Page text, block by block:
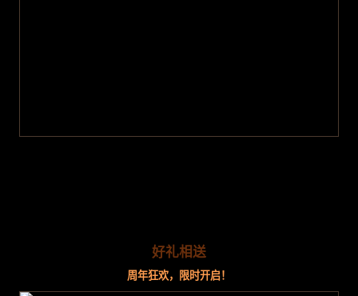
好礼相送
周年狂欢，限时开启！